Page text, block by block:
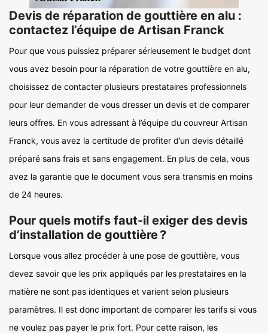
Devis de réparation de gouttière en alu :
contactez l’équipe de Artisan Franck
Pour que vous puissiez préparer sérieusement le budget dont
vous avez besoin pour la réparation de votre gouttière en alu,
choisissez de contacter plusieurs prestataires professionnels
pour leur demander de vous dresser un devis et de comparer
leurs offres. En vous adressant à l’équipe du couvreur Artisan
Franck, vous avez la certitude de profiter d’un devis détaillé
préparé sans frais et sans engagement. En plus de cela, vous
avez la garantie que le document vous sera transmis en moins
de 24 heures.
Pour quels motifs faut-il exiger des devis
d’installation de gouttière ?
Lorsque vous allez procéder à une pose de gouttière, vous
devez savoir que les prix appliqués par les prestataires en la
matière ne sont pas identiques et varient selon plusieurs
paramètres. Il est donc important de comparer les tarifs si vous
ne voulez pas payer le prix fort. Pour cette raison, les